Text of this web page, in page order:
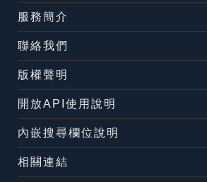
服務簡介
聯絡我們
版權聲明
開放API使用說明
內嵌搜尋欄位說明
相關連結